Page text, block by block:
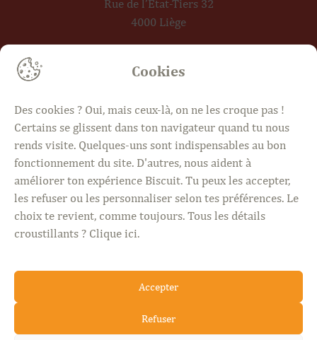
Cookies
Des cookies ? Oui, mais ceux-là, on ne les croque pas !
Certains se glissent dans ton navigateur quand tu nous
rends visite. Quelques-uns sont indispensables au bon
fonctionnement du site. D'autres, nous aident à
améliorer ton expérience Biscuit. Tu peux les accepter,
les refuser ou les personnaliser selon tes préférences. Le
choix te revient, comme toujours. Tous les détails
croustillants ? Clique ici.
Accepter
Refuser
Rue de l’Etat-Tiers 32
4000 Liège
Mer · Sam · Dim 10h – 18h30
Jeudi 18h30 – 21h
BISCUIT © 2026. Tous droits réservés
Politique de confidentialité
Politique de cookies
TVA · BE1030.473.659